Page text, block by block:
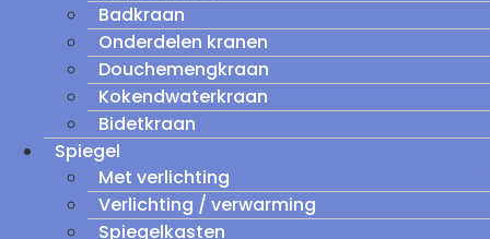
Badkraan
Onderdelen kranen
Douchemengkraan
Kokendwaterkraan
Bidetkraan
Spiegel
Met verlichting
Verlichting / verwarming
Spiegelkasten